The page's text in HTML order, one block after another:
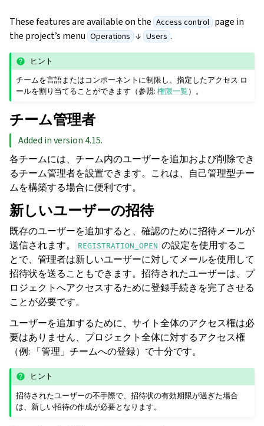
These features are available on the Access control page in
the project’s menu Operations ↓ Users .
ヒント
チームを言語またはコンポーネントに制限し、指定したアクセス ロ
ールを割り当てることができます（参照:権限一覧）。
チーム管理者
Added in version 4.15.
各チームには、チーム内のユーザーを追加および削除でき
るチーム管理者を設置できます。これは、自己管理型チー
ムを構築する場合に便利です。
新しいユーザーの招待
既存のユーザーを追加すると、確認のために招待メールが
送信されます。
REGISTRATION_OPEN の設定を使用するこ
とで、管理者は新しいユーザーに対してメールを使用して
招待状を送ることもできます。招待されたユーザーは、プ
ロジェクトへアクセスするために登録手続きを完了させる
ことが必要です。
ユーザーを追加するために、サイト全体のアクセス権は必
要はありません、プロジェクト全体に対するアクセス権
（例: 「管理」チームへの登録）で十分です。
ヒント
招待されたユーザーの不手際で、招待状の有効期限が過ぎた場合
は、新しい招待の作成が必要となります。